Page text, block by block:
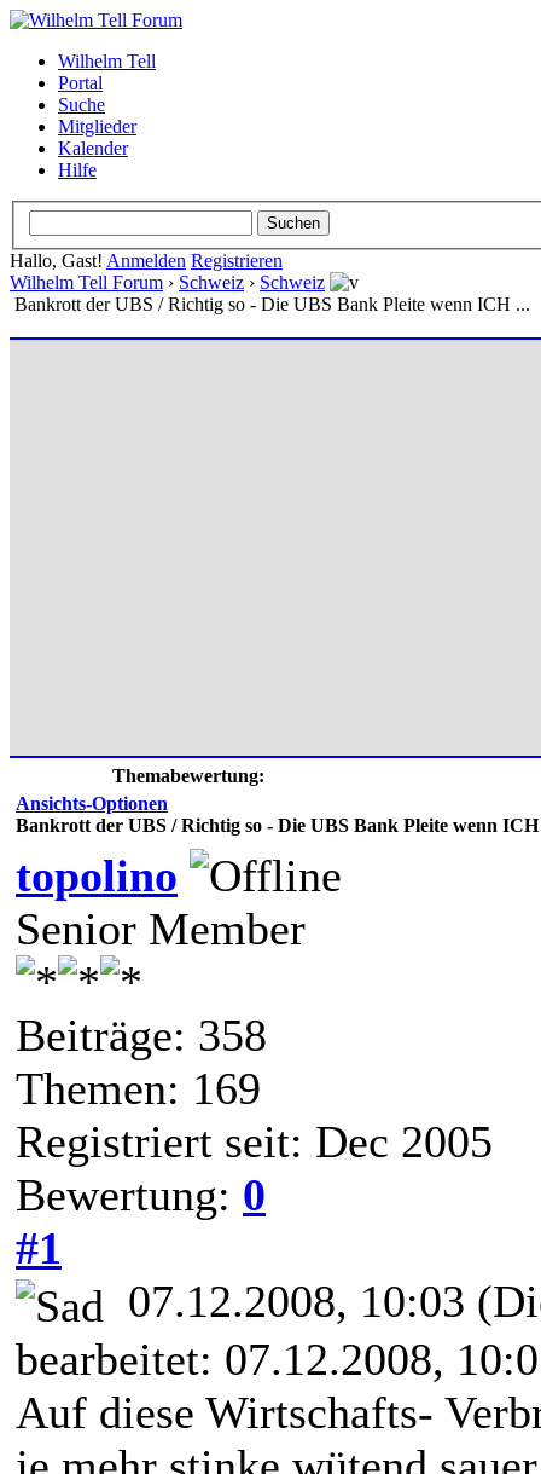
Wilhelm Tell
Portal
Suche
Mitglieder
Kalender
Hilfe
Hallo, Gast! Anmelden Registrieren
Wilhelm Tell Forum › Schweiz › Schweiz
Bankrott der UBS / Richtig so - Die UBS Bank Pleite wenn ICH ...
Themabewertung:
Ansichts-Optionen
Bankrott der UBS / Richtig so - Die UBS Bank Pleite wenn ICH
topolino
Senior Member
Beiträge: 358
Themen: 169
Registriert seit: Dec 2005
Bewertung: 0
#1
07.12.2008, 10:03
bearbeitet: 07.12.2008,
Auf diese Wirtschafts-